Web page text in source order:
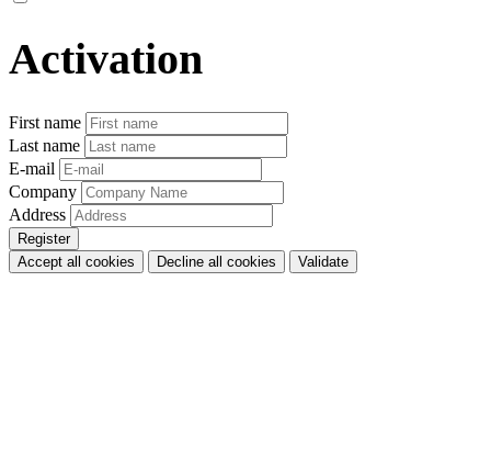
Activation
First name
Last name
E-mail
Company
Address
Accept all cookies Decline all cookies Validate